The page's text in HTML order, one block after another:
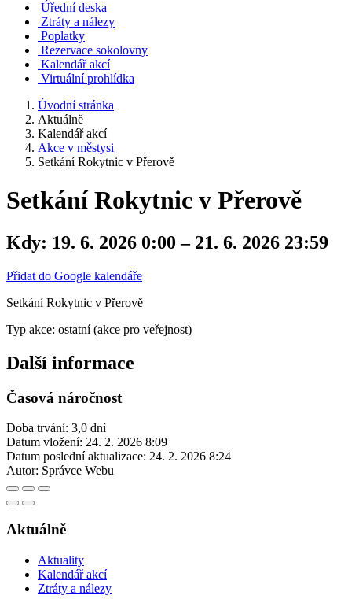
Úřední deska
Ztráty a nálezy
Poplatky
Rezervace sokolovny
Kalendář akcí
Virtuální prohlídka
Úvodní stránka
Aktuálně
Kalendář akcí
Akce v městysi
Setkání Rokytnic v Přerově
Setkání Rokytnic v Přerově
Kdy: 19. 6. 2026 0:00 – 21. 6. 2026 23:59
Přidat do Google kalendáře
Setkání Rokytnic v Přerově
Typ akce: ostatní (akce pro veřejnost)
Další informace
Časová náročnost
Doba trvání: 3,0 dní
Datum vložení: 24. 2. 2026 8:09
Datum poslední aktualizace: 24. 2. 2026 8:24
Autor: Správce Webu
Aktuálně
Aktuality
Kalendář akcí
Ztráty a nálezy